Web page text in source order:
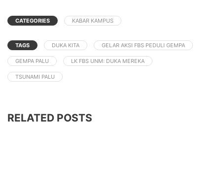
CATEGORIES KABAR KAMPUS
TAGS DUKA KITA GELAR AKSI FBS PEDULI GEMPA
GEMPA PALU LK FBS UNM: DUKA MEREKA
TSUNAMI PALU
RELATED POSTS